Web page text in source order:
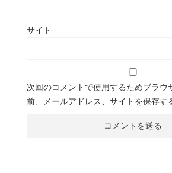
サイト
次回のコメントで使用するためブラウ
前、メールアドレス、サイトを保存す